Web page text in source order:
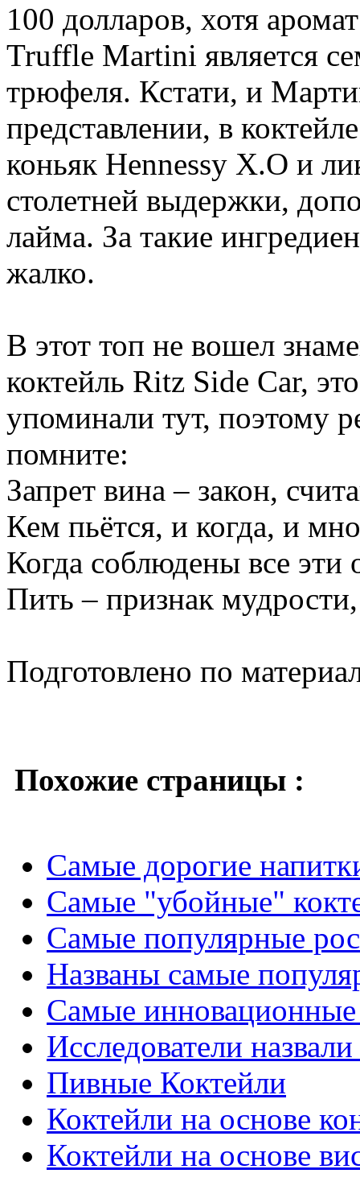
100 долларов, хотя
Truffle Martini является
трюфеля. Кстати, и
представлении, в
коньяк Hennessy X.O и
столетней выдержки,
лайма. За такие
жалко.
В этот топ не вошел
коктейль Ritz Side Car,
упоминали тут, поэтому
помните:
Запрет вина – закон,
Кем пьётся, и когда, и
Когда соблюдены все эти
Пить – признак
Подготовлено по
Похожие страницы :
Самые дорогие
Самые "убойные"
Самые популярные
Названы самые
Самые
Исследователи
Пивные Коктейли
Коктейли на основе
Коктейли на основе